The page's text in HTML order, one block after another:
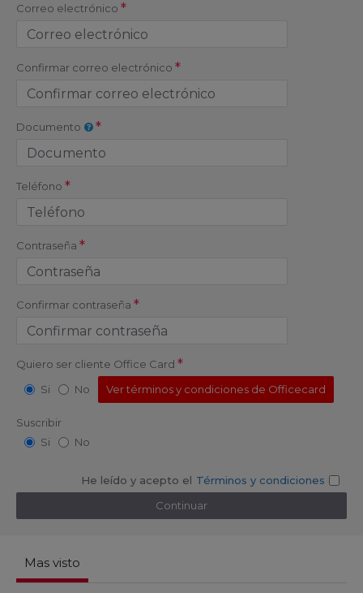
Correo electrónico
Confirmar correo electrónico
Documento
Teléfono
Contraseña
Confirmar contraseña
Quiero ser cliente Office Card
Si
No Ver términos y condiciones de Officecard
Suscribir
Si
No
He leído y acepto el Términos y condiciones
Mas visto